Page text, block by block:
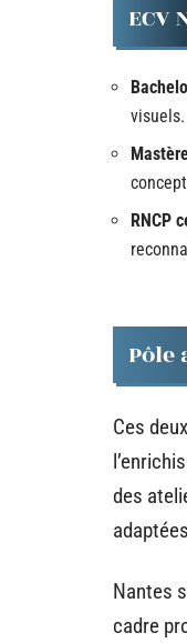
ECV
visuels.
RNCP
Pôle
Ces
des
Nantes
cadre